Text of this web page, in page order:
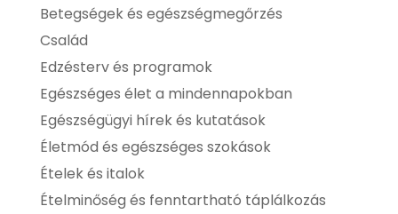
Betegségek és egészségmegőrzés
Család
Edzésterv és programok
Egészséges élet a mindennapokban
Egészségügyi hírek és kutatások
Életmód és egészséges szokások
Ételek és italok
Ételminőség és fenntartható táplálkozás